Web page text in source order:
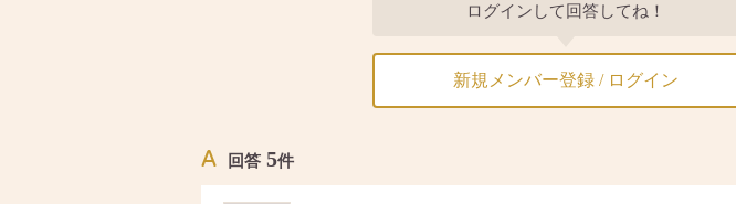
ログインして回答してね！
新規メンバー登録 / ログイン
回答 5件